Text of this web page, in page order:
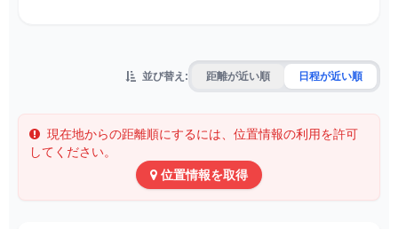
並び替え: 距離が近い順 日程が近い順
現在地からの距離順にするには、位置情報の利用を許可
してください。
位置情報を取得